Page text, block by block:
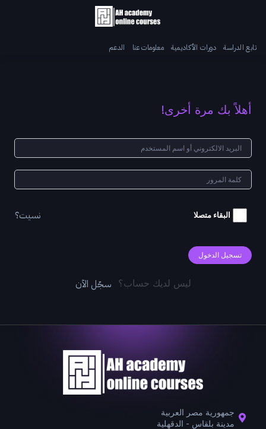
تابع الدراسة دورات الأكاديمية معلومات عنا الدعم
أهلاً بك مرة أخرى!
البقاء متصلا نسيت؟
تسجيل الدخول
ليس لديك حساب؟ سجّل الآن
جمهورية مصر العربية
مدينة بلقاس - الدقهلية